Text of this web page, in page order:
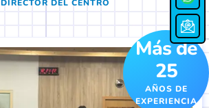
DIRECTOR DEL CENTRO
Más de
25
AÑOS DE
EXPERIENCIA